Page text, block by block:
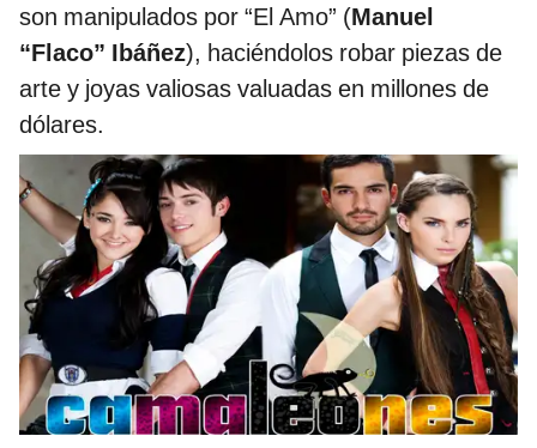
son manipulados por “El Amo” (Manuel
“Flaco” Ibáñez), haciéndolos robar piezas de
arte y joyas valiosas valuadas en millones de
dólares.